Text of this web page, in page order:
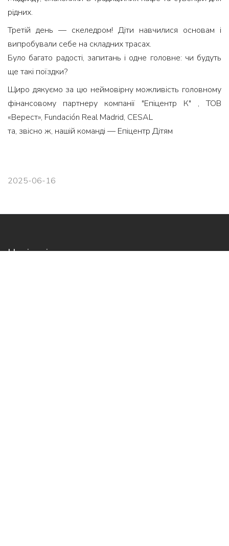
рідних.
Третій день — скеледром! Діти навчилися основам і
випробували себе на складних трасах.
Було багато радості, запитань і одне головне: чи будуть
ще такі поїздки?
Щиро дякуємо за цю неймовірну можливість головному
фінансовому партнеру компанії "Епіцентр К" , ТОВ
«Верест», Fundación Real Madrid, CESAL
та, звісно ж, нашій команді — Епіцентр Дітям
2025-06-16
Навігація